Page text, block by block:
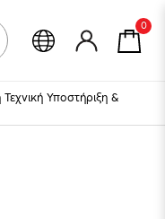
0
Τεχνική Υποστήριξη &